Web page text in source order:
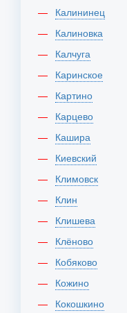
Калининец
Калиновка
Калчуга
Каринское
Картино
Карцево
Кашира
Киевский
Климовск
Клин
Клишева
Клёново
Кобяково
Кожино
Кокошкино